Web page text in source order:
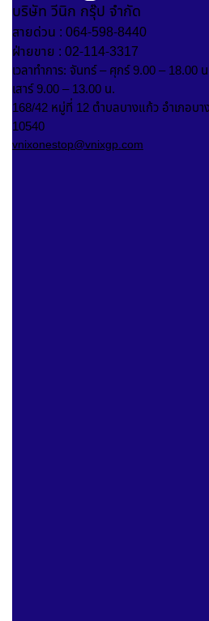
บริษัท วีนิก กรุ๊ป จำกัด
สายด่วน : 064-598-8440
ฝ่ายขาย : 02-114-3317
เวลาทำการ: จันทร์ – ศุกร์ 9.00 – 18.00
เสาร์ 9.00 – 13.00 น.
168/42 หมู่ที่ 12 ตำบลบางแก้ว อำเภอบ
10540
vnixonestop@vnixgp.com